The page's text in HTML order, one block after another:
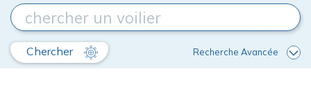
Chercher Recherche Avancée